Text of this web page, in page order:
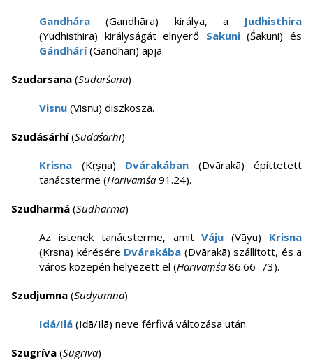
Gandhára (Gandhāra) királya, a Judhisthira
(Yudhiṣṭhira) királyságát elnyerő Sakuni(Śakuni) és
Gándhárí(Gāndhārī) apja.
Szudarsana (Sudarśana)
Visnu (Viṣṇu) diszkosza.
Szudásárhí(Sudāśārhī)
Krisna (Kṛṣṇa) Dvárakában (Dvārakā) építtetett
tanácsterme (Harivaṃśa 91.24).
Szudharmá (Sudharmā)
Az istenek tanácsterme, amitVáju (Vāyu) Krisna
(Kṛṣṇa) kérésére Dvárakába (Dvārakā) szállított, és a
város közepén helyezett el (Harivaṃśa 86.66–73).
Szudjumna (Sudyumna)
Idá/Ilá (Iḍā/Ilā) neve férfivá változása után.
Szugríva (Sugrīva)